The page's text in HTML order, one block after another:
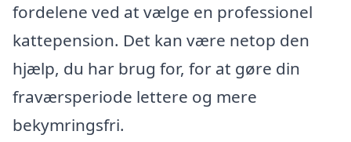
fordelene ved at vælge en professionel
kattepension. Det kan være netop den
hjælp, du har brug for, for at gøre din
fraværsperiode lettere og mere
bekymringsfri.